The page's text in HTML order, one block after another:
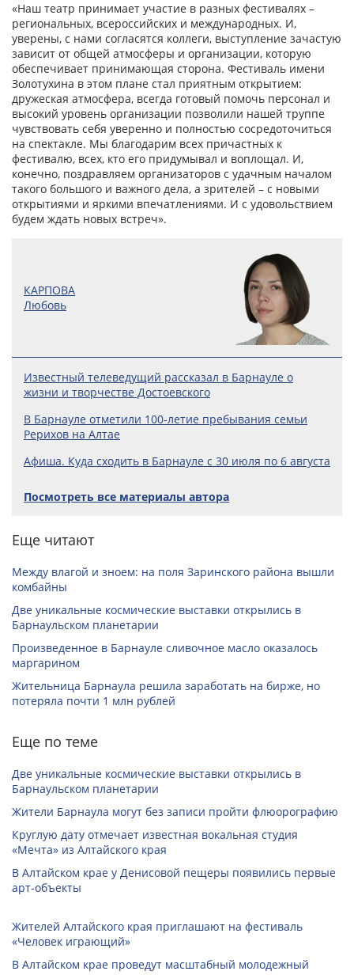
«Наш театр принимает участие в разных фестивалях –
региональных, всероссийских и международных. И,
уверены, с нами согласятся коллеги, выступление зачастую
зависит от общей атмосферы и организации, которую
обеспечивает принимающая сторона. Фестиваль имени
Золотухина в этом плане стал приятным открытием:
дружеская атмосфера, всегда готовый помочь персонал и
высокий уровень организации позволили нашей труппе
чувствовать себя уверенно и полностью сосредоточиться
на спектакле. Мы благодарим всех причастных к
фестивалю, всех, кто его придумывал и воплощал. И,
конечно, поздравляем организаторов с удачным началом
такого большого и важного дела, а зрителей – с новыми
открытиями и яркими впечатлениями. И с удовольствием
будем ждать новых встреч».
КАРПОВА
Любовь
Известный телеведущий рассказал в Барнауле о
жизни и творчестве Достоевского
В Барнауле отметили 100‑летие пребывания семьи
Рерихов на Алтае
Афиша. Куда сходить в Барнауле с 30 июля по 6 августа
Посмотреть все материалы автора
Еще читают
Между влагой и зноем: на поля Заринского района вышли
комбайны
Две уникальные космические выставки открылись в
Барнаульском планетарии
Произведенное в Барнауле сливочное масло оказалось
маргарином
Жительница Барнаула решила заработать на бирже, но
потеряла почти 1 млн рублей
Еще по теме
Две уникальные космические выставки открылись в
Барнаульском планетарии
Жители Барнаула могут без записи пройти флюорографию
Круглую дату отмечает известная вокальная студия
«Мечта» из Алтайского края
В Алтайском крае у Денисовой пещеры появились первые
арт-объекты
Жителей Алтайского края приглашают на фестиваль
«Человек играющий»
В Алтайском крае проведут масштабный молодежный